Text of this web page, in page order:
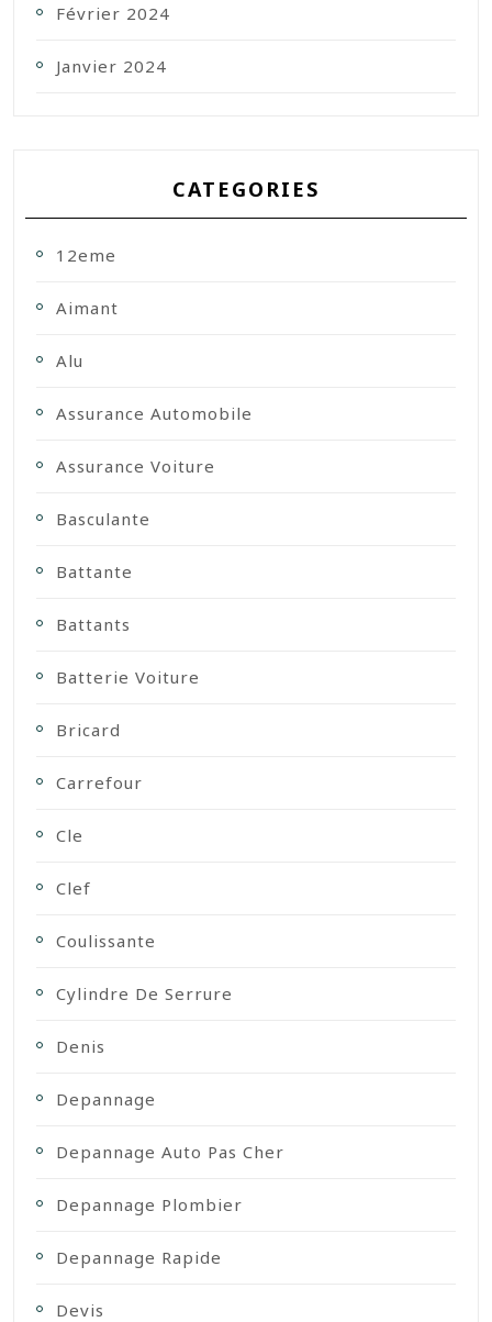
Février 2024
Janvier 2024
CATEGORIES
12eme
Aimant
Alu
Assurance Automobile
Assurance Voiture
Basculante
Battante
Battants
Batterie Voiture
Bricard
Carrefour
Cle
Clef
Coulissante
Cylindre De Serrure
Denis
Depannage
Depannage Auto Pas Cher
Depannage Plombier
Depannage Rapide
Devis